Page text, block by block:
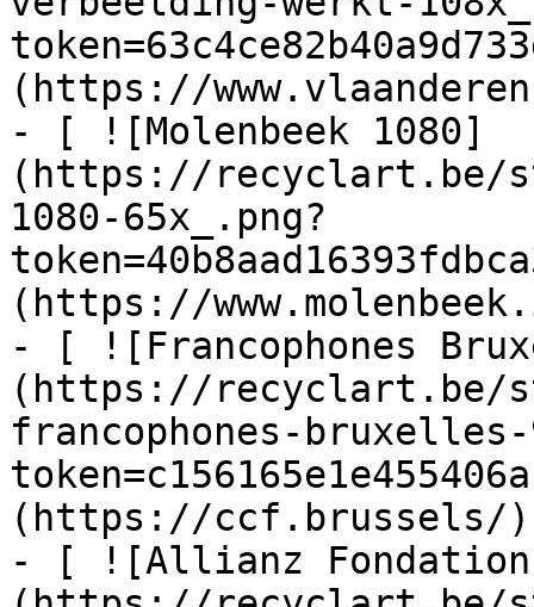
(https://
- [ ![Molenbeek 1080]
(https://recyclart.be/
1080-65x_.png?
(https://
- [ ![Francophones
(https://recyclart.be/
francophones-bruxelles-
(https://ccf.brussels/)
- [ ![Allianz